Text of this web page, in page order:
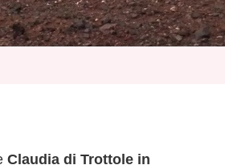
Claudia di Trottole in